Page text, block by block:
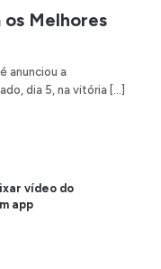
Melhores
anunciou a
dia 5, na vitória […]
vídeo do
app